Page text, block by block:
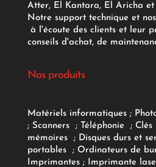
Atter, El Kantara, El Aricha
Notre support technique et
à l'écoute des clients et leur
conseils d'achat, de
Nos produits
Matériels informatiques;
; Scanners ; Téléphonie ; Clés
mémoires
; Disques durs et
portables
; Ordinateurs de
Imprimantes;Imprimante